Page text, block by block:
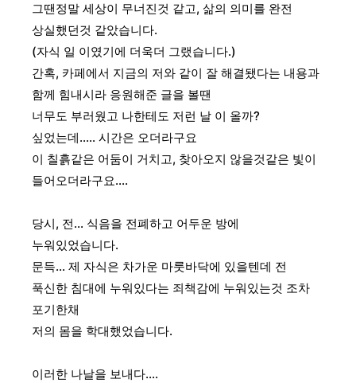
그땐정말 세상이 무너진것 같고, 삶의 의미를 완전
상실했던것 같았습니다.
(자식 일 이였기에 더욱더 그랬습니다.)
간혹, 카페에서 지금의 저와 같이 잘 해결됐다는 내용과
함께 힘내시라 응원해준 글을 볼땐
너무도 부러웠고 나한테도 저런 날 이 올까?
싶었는데..... 시간은 오더라구요
이 칠흙같은 어둠이 거치고, 찾아오지 않을것같은 빛이
들어오더라구요....
당시, 전... 식음을 전폐하고 어두운 방에
누워있었습니다.
문득... 제 자식은 차가운 마룻바닥에 있을텐데 전
푹신한 침대에 누워있다는 죄책감에 누워있는것 조차
포기한채
저의 몸을 학대했었습니다.
이러한 나날을 보내다....